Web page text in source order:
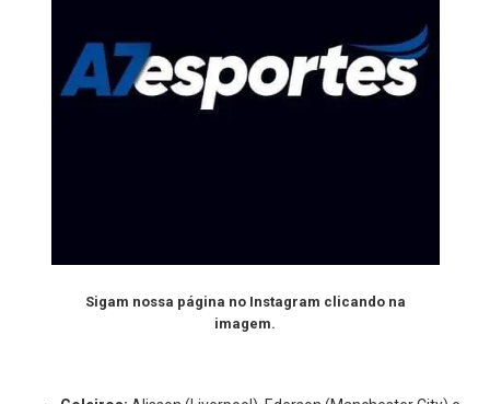
Sigam nossa página no Instagram clicando na
imagem.